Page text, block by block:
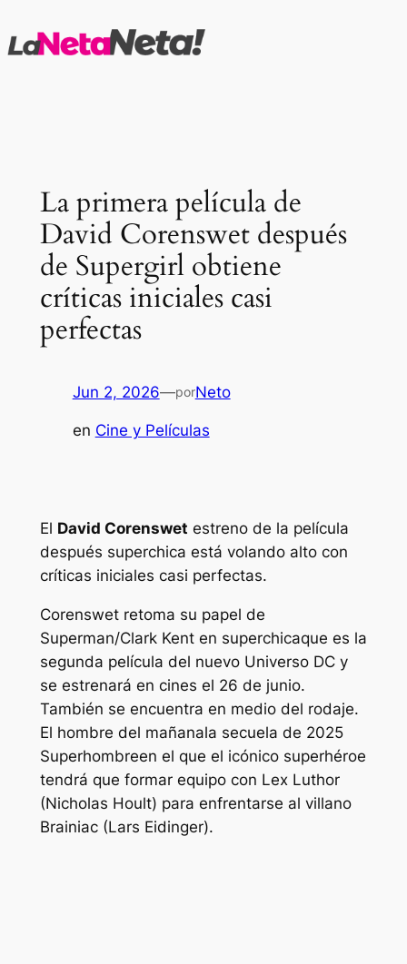
al
La primera película de
David Corenswet después
de Supergirl obtiene
críticas iniciales casi
perfectas
Jun 2, 2026—porNeto
en Cine y Películas
El David Corenswet estreno de la película
después superchica está volando alto con
críticas iniciales casi perfectas.
Corenswet retoma su papel de
Superman/Clark Kent en superchicaque es la
segunda película del nuevo Universo DC y
se estrenará en cines el 26 de junio.
También se encuentra en medio del rodaje.
El hombre del mañanala secuela de 2025
Superhombreen el que el icónico superhéroe
tendrá que formar equipo con Lex Luthor
(Nicholas Hoult) para enfrentarse al villano
Brainiac (Lars Eidinger).